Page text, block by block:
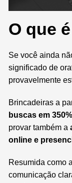
O que
Se você ainda
significado de
provavelmente
Brincadeiras a
buscas em
provar também a
online e
Resumida como
comunicação